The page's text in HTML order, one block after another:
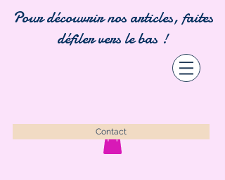
Pour découvrir nos articles, faites
défiler vers le bas !
Contact